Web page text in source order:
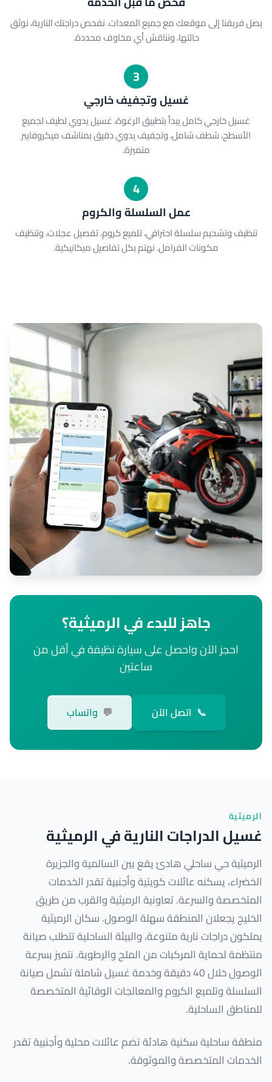
يصل فريقنا إلى موقعك مع جميع المعدات. نفحص دراجتك النارية، نوثق
حالتها، ونناقش أي مخاوف محددة.
3
غسيل وتجفيف خارجي
غسيل خارجي كامل يبدأ بتطبيق الرغوة، غسيل يدوي لطيف لجميع
الأسطح، شطف شامل، وتجفيف يدوي دقيق بمناشف ميكروفايبر
متميزة.
4
عمل السلسلة والكروم
تنظيف وتشحيم سلسلة احترافي، تلميع كروم، تفصيل عجلات، وتنظيف
مكونات الفرامل. نهتم بكل تفاصيل ميكانيكية.
جاهز للبدء في الرميثية؟
احجز الآن واحصل على سيارة نظيفة في أقل من
ساعتين
📞 اتصل الآن 💬 واتساب
الرميثية
غسيل الدراجات النارية في الرميثية
الرميثية حي ساحلي هادئ يقع بين السالمية والجزيرة
الخضراء، يسكنه عائلات كويتية وأجنبية تقدر الخدمات
المتخصصة والسرعة. تعاونية الرميثية والقرب من طريق
الخليج يجعلان المنطقة سهلة الوصول. سكان الرميثية
يملكون دراجات نارية متنوعة، والبيئة الساحلية تتطلب صيانة
منتظمة لحماية المركبات من الملح والرطوبة. نتميز بسرعة
الوصول خلال 40 دقيقة وخدمة غسيل شاملة تشمل صيانة
السلسلة وتلميع الكروم والمعالجات الوقائية المتخصصة
للمناطق الساحلية.
منطقة ساحلية سكنية هادئة تضم عائلات محلية وأجنبية تقدر
الخدمات المتخصصة والموثوقة.